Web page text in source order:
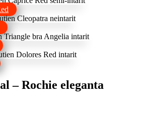
– Rochie eleganta